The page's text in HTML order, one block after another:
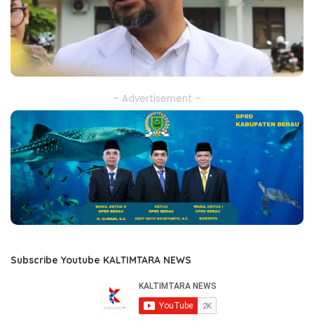
– Advertisement –
Subscribe Youtube KALTIMTARA NEWS